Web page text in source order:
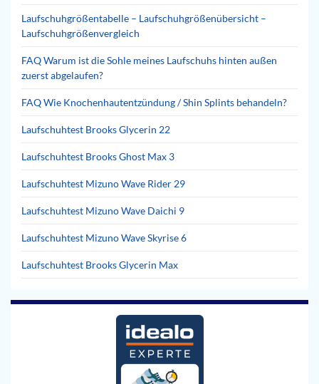
Laufschuhgrößentabelle – Laufschuhgrößenübersicht –
Laufschuhgrößenvergleich
FAQ Warum ist die Sohle meines Laufschuhs hinten außen
zuerst abgelaufen?
FAQ Wie Knochenhautentzündung / Shin Splints behandeln?
Laufschuhtest Brooks Glycerin 22
Laufschuhtest Brooks Ghost Max 3
Laufschuhtest Mizuno Wave Rider 29
Laufschuhtest Mizuno Wave Daichi 9
Laufschuhtest Mizuno Wave Skyrise 6
Laufschuhtest Brooks Glycerin Max